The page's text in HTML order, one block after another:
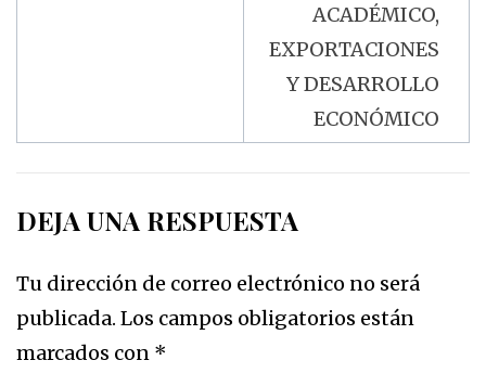
ACADÉMICO,
EXPORTACIONES
Y DESARROLLO
ECONÓMICO
DEJA UNA RESPUESTA
Tu dirección de correo electrónico no será
publicada. Los campos obligatorios están
marcados con *